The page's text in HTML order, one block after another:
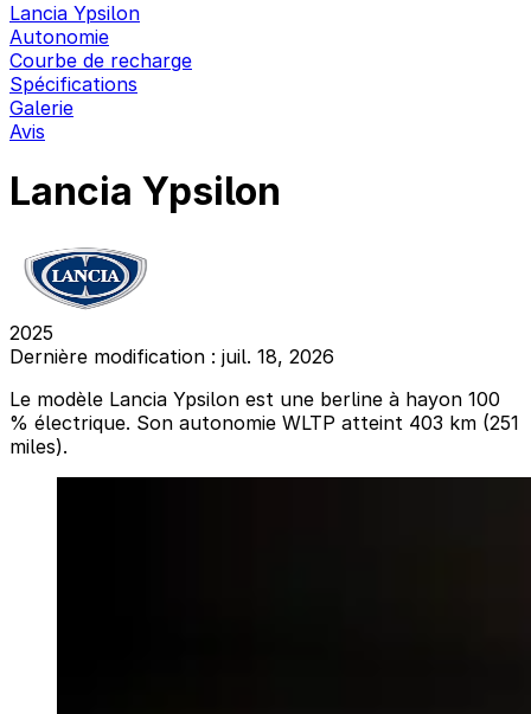
Lancia Ypsilon
Autonomie
Courbe de recharge
Spécifications
Galerie
Avis
Lancia Ypsilon
2025
Dernière modification : juil. 18, 2026
Le modèle Lancia Ypsilon est une berline à hayon 100
% électrique. Son autonomie WLTP atteint 403 km (251
miles).